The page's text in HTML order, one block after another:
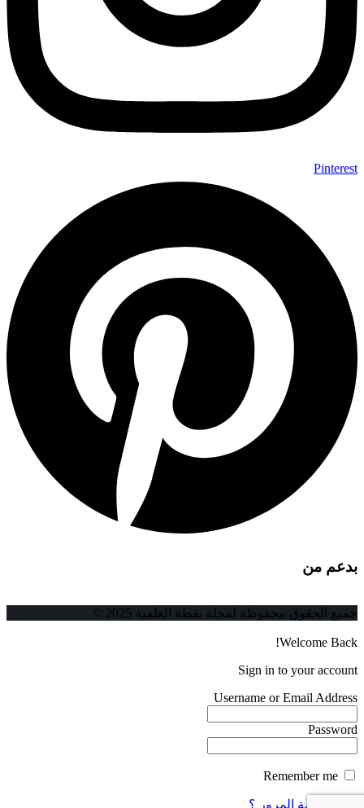
Pinterest
بدعم من
جميع الحقوق محفوظة لمجلة نقطة العلمية 2025 ©
Welcome Back!
Sign in to your account
Username or Email Address
Password
فقدت كلمة المرور ؟